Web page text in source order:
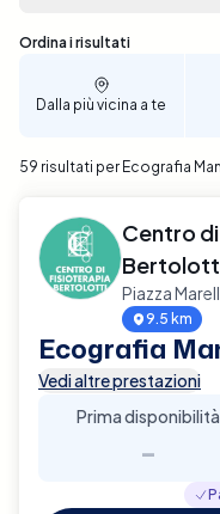
la data e l'ora
necessità,
veloce.
Bilaterale a
Sono stati trovati 59
Ordina i risultati
Dalla più vicina a te
59 risultati per Ecografia
Centro
Piazza
9.5 km
Ecografia
Vedi altre prestazioni
Prima disponibilità
-